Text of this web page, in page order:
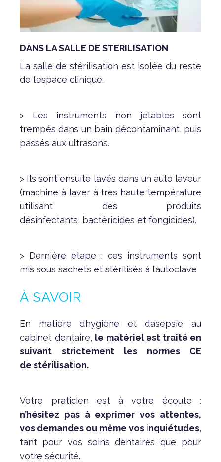
DANS LA SALLE DE STERILISATION
La salle de stérilisation est isolée du reste
de l’espace clinique.
> Les instruments non jetables sont
trempés dans un bain décontaminant, puis
passés aux ultrasons.
> Ils sont ensuite lavés dans un auto laveur
(machine à laver à très haute température
utilisant des produits
désinfectants, bactéricides et fongicides).
> Dernière étape : ces instruments sont
mis sous sachets et stérilisés à l’autoclave
À SAVOIR
En matière d’hygiène et d’asepsie au
cabinet dentaire, le matériel est traité en
suivant strictement les normes CE
de stérilisation.
Votre praticien est à votre écoute :
n’hésitez pas à exprimer vos attentes,
vos demandes ou même vos inquiétudes,
tant pour vos soins dentaires que pour
votre sécurité.